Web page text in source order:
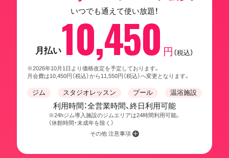
いつでも通えて使い放題！
月払い10,450 円 （税込）
※2026年10月1日より価格改定を予定しております。
月会費は10,450円（税込）から11,550円（税込）へ変更となります。
ジム スタジオレッスン プール 温浴施設
利用時間：全営業時間、終日利用可能
※24hジム導入施設のジムエリアは24時間利用可能。
（休館時間・未成年を除く）
その他 注意事項